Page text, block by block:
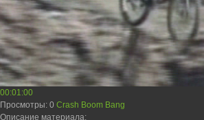
00:01:00
Просмотры: 0 Crash Boom Bang
Описание материала: